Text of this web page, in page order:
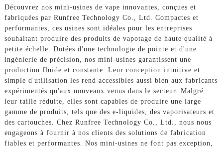
Découvrez nos mini-usines de vape innovantes, conçues et
fabriquées par Runfree Technology Co., Ltd. Compactes et
performantes, ces usines sont idéales pour les entreprises
souhaitant produire des produits de vapotage de haute qualité à
petite échelle. Dotées d'une technologie de pointe et d'une
ingénierie de précision, nos mini-usines garantissent une
production fluide et constante. Leur conception intuitive et
simple d'utilisation les rend accessibles aussi bien aux fabricants
expérimentés qu'aux nouveaux venus dans le secteur. Malgré
leur taille réduite, elles sont capables de produire une large
gamme de produits, tels que des e-liquides, des vaporisateurs et
des cartouches. Chez Runfree Technology Co., Ltd., nous nous
engageons à fournir à nos clients des solutions de fabrication
fiables et performantes. Nos mini-usines ne font pas exception,